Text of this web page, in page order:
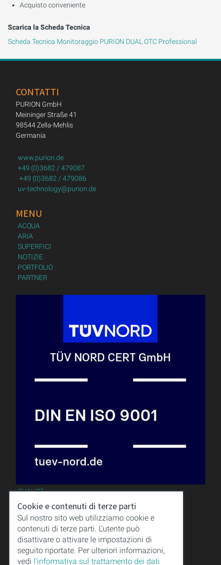
Acquisto conveniente
Scarica la Scheda Tecnica
Scheda Tecnica Monitoraggio PURION DUAL OTC Professional
CONTATTI
PURION GmbH
Meininger Straße 41
98544 Zella-Mehlis
Germania
www.purion.de
+49 (0)3682 / 479087
+49 (0)3682 / 479086
uv-technology@purion.de
MENU
ACQUA
ARIA
SUPERFICI
NOTIZIE
PORTFOLIO
PARTNER
QUALITÀ
SAPERI
NOTE LEGALI
CONDIZIONI GENERALI
PROTEZIONE DEI DATI
Cookie e contenuti di terze parti
Sul nostro sito web utilizziamo cookie e
contenuti di terze parti. L'utente può
disattivare o attivare le impostazioni di
seguito riportate. Per ulteriori informazioni,
vedi l’informativa sul trattamento dei dati